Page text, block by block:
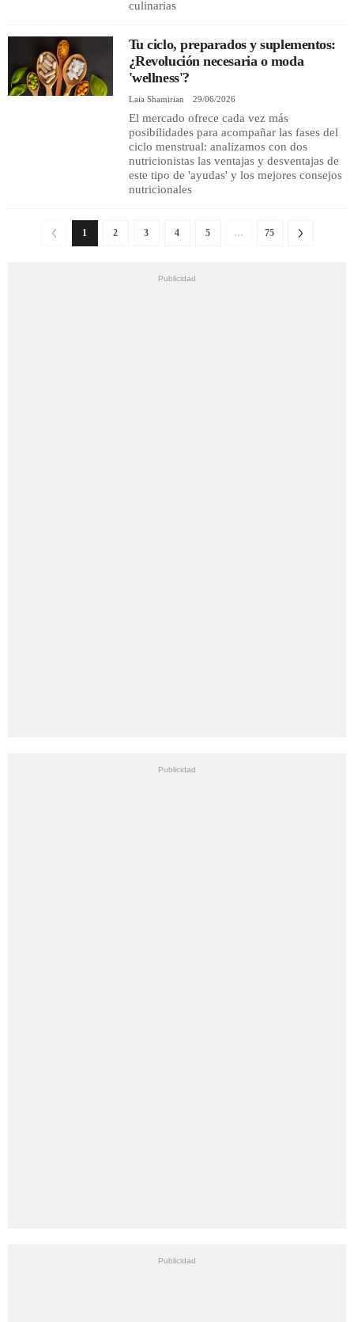
culinarias
Tu ciclo, preparados y suplementos:
¿Revolución necesaria o moda
'wellness'?
Laia Shamirian 29/06/2026
El mercado ofrece cada vez más
posibilidades para acompañar las fases del
ciclo menstrual: analizamos con dos
nutricionistas las ventajas y desventajas de
este tipo de 'ayudas' y los mejores consejos
nutricionales
1 2 3 4 5 … 75